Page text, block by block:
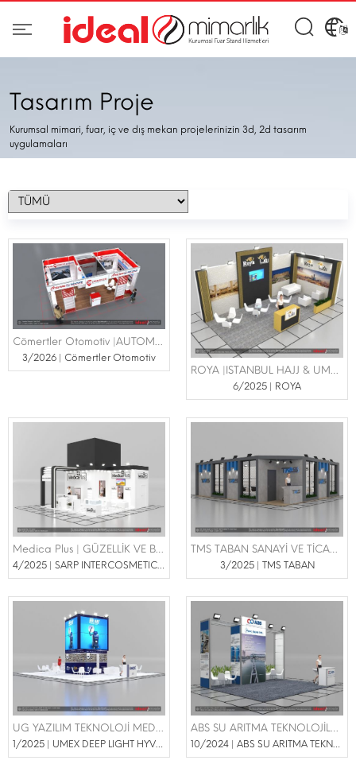
Tasarım Proje
Kurumsal mimari, fuar, iç ve dış mekan projelerinizin 3d, 2d tasarım
uygulamaları
3/2026 | Cömertler Otomotiv
ROYA |ISTANBUL HAJJ & UMRAH INTERNATIONAL TRAVEL SERVICES FAIR
6/2025 | ROYA
Medica Plus | GÜZELLİK VE BAKIM FUARI 24-27 NİSAN 2025
4/2025 | SARP INTERCOSMETICS KOZMETIK
TMS TABAN SANAYİ VE TİCARET LİMİTED ŞİRKETİ | AYSAF FUARI 29 NİSAN - 02 MAYIS 2025
3/2025 | TMS TABAN
UG YAZILIM TEKNOLOJİ MEDİKAL SAN.VE TİC.LTD.ŞTİ. | GÜZELLİK VE BAKIM FUARI 24-27 NİSAN 2025
1/2025 | UMEX DEEP LIGHT HYVRID LASER TECHNOLOGY
ABS SU ARITMA TEKNOLOJİLERİ İML. İTH. İHR. KİMYA SAN.VE DIŞ.TİC.LTD.ŞTİ | Pullman Otel | Gateway To Africa Fuar 31 Ekim - 02 Kasım 2024
10/2024 | ABS SU ARITMA TEKNOLOJİLERİ